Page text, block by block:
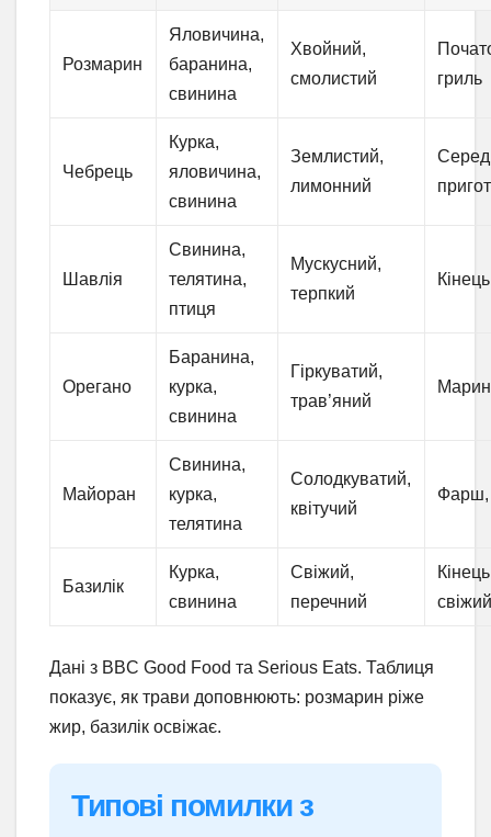
Розмарин
Яловичина,
баранина,
свинина
Хвойний,
смолистий
гриль
Чебрець
Курка,
яловичина,
свинина
Землистий,
лимонний
Шавлія
Свинина,
телятина,
птиця
Мускусний,
терпкий
Орегано
Баранина,
курка,
свинина
Гіркуватий,
трав’яний
Майоран
Свинина,
курка,
телятина
Солодкуватий,
квітучий
Фарш,
Базилік
Курка,
свинина
Свіжий,
перечний
Дані з BBC Good Food та Serious Eats. Таблиця
показує, як трави доповнюють: розмарин ріже
жир, базилік освіжає.
Типові помилки з